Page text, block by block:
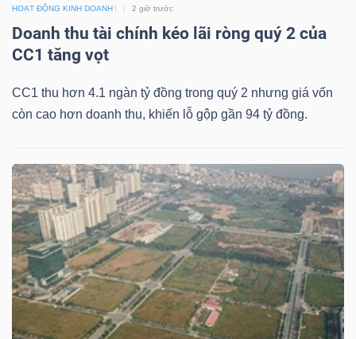
HOẠT ĐỘNG KINH DOANH 2 giờ trước
Doanh thu tài chính kéo lãi ròng quý 2 của
CC1 tăng vọt
CC1 thu hơn 4.1 ngàn tỷ đồng trong quý 2 nhưng giá vốn
còn cao hơn doanh thu, khiến lỗ gộp gần 94 tỷ đồng.
PHIẾU
CÔNG
CỤ
ĐẦU
TƯ
TRUY
XUẤT